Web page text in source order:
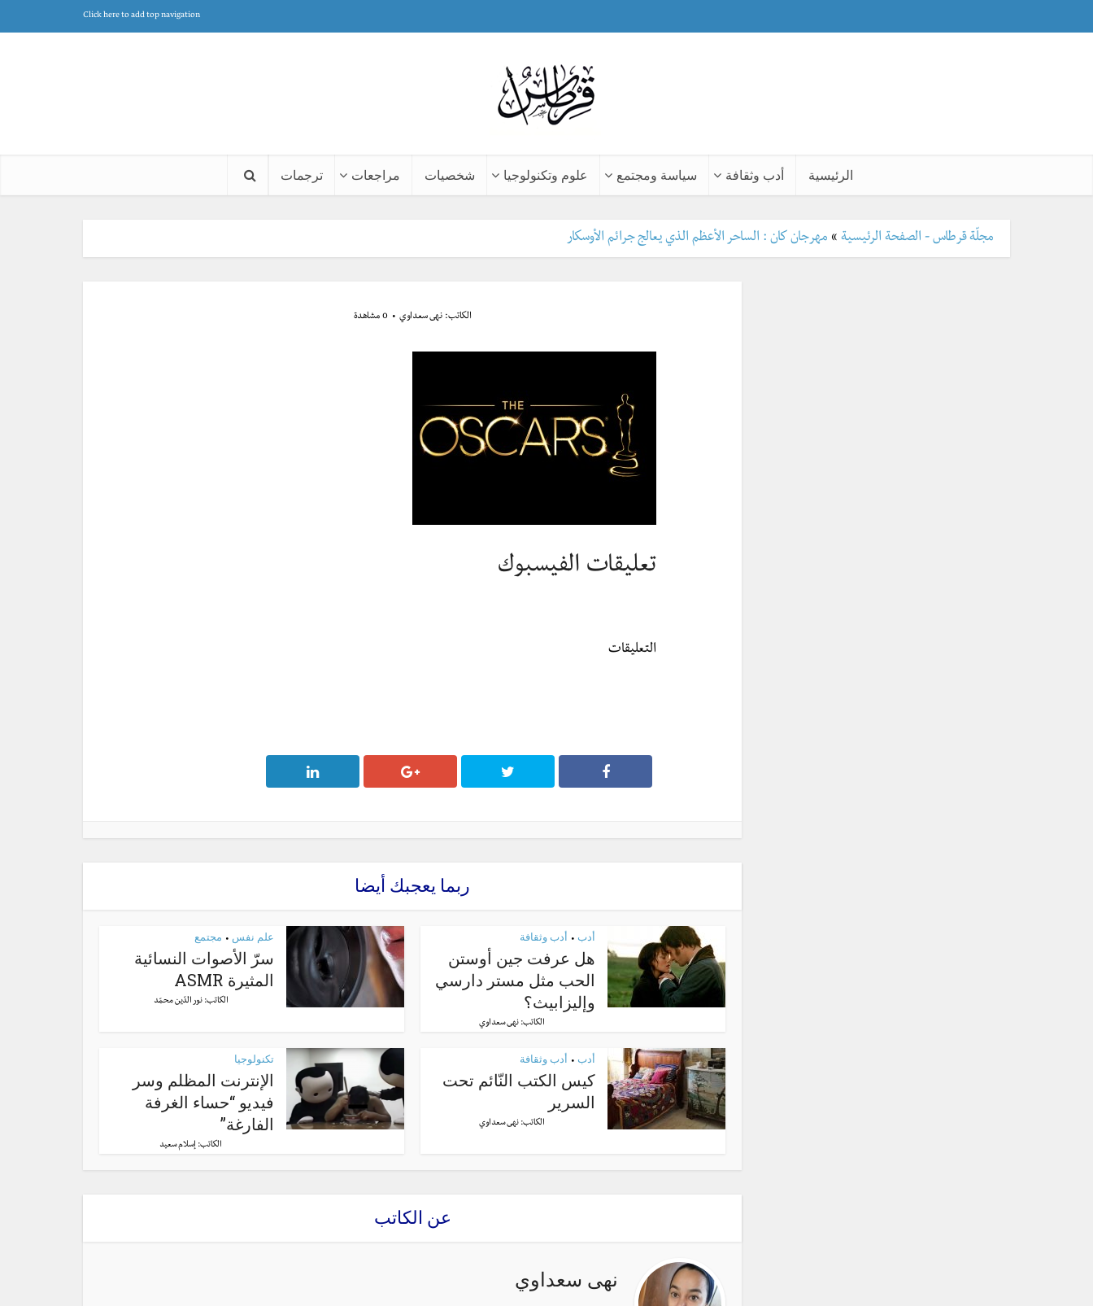
Click here to add top navigation
الرئيسية أدب وثقافة سياسة ومجتمع علوم وتكنولوجيا شخصيات مراجعات ترجمات
مجلّة قرطاس - الصفحة الرئيسية » مهرجان كان : الساحر الأعظم الذي يعالج جرائم الأوسكار
الكاتب:نهى سعداوي 0 مشاهدة
تعليقات الفيسبوك
التعليقات
ربما يعجبك أيضا
أدب • أدب وثقافة
هل عرفت جين أوستن
الحب مثل مستر دارسي
وإليزابيث؟
الكاتب: نهى سعداوي
علم نفس • مجتمع
سرّ الأصوات النسائية
المثيرة ASMR
الكاتب:نور الدّين محمّد
أدب • أدب وثقافة
كيس الكتب النّائم تحت
السرير
الكاتب: نهى سعداوي
تكنولوجيا
الإنترنت المظلم وسر
فيديو “حساء الغرفة
الفارغة”
الكاتب: إسلام سعيد
عن الكاتب
نهى سعداوي